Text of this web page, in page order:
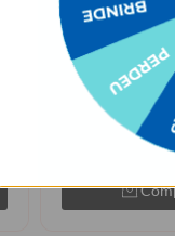
Bolsa Joy Pro -
Rosa
★ ★★★
R$399,90
R$319,90
3x de